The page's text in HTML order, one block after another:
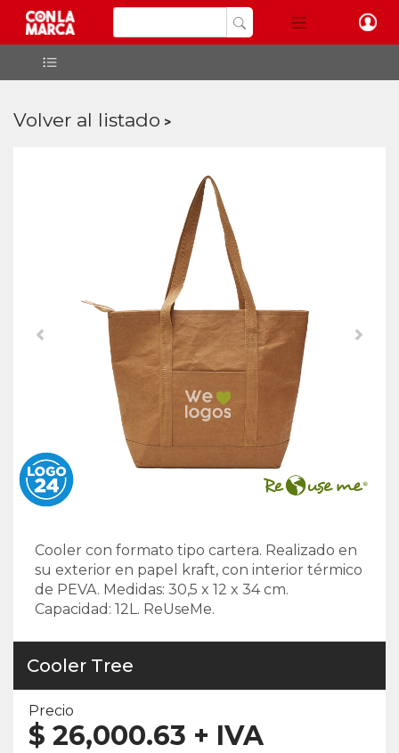
Volver al listado
Cooler con formato tipo cartera. Realizado en
su exterior en papel kraft, con interior térmico
de PEVA. Medidas: 30,5 x 12 x 34 cm.
Capacidad: 12L. ReUseMe.
Cooler Tree
Precio
$ 26,000.63 + IVA